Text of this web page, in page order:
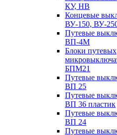
КУ, НВ
Концевые
ВУ-150, ВУ-
Путевые
ВП-4М
Блоки путевых
БПМ21
Путевые
ВП 25
Путевые
ВП 36 пластик
Путевые
ВП 24
Путевые